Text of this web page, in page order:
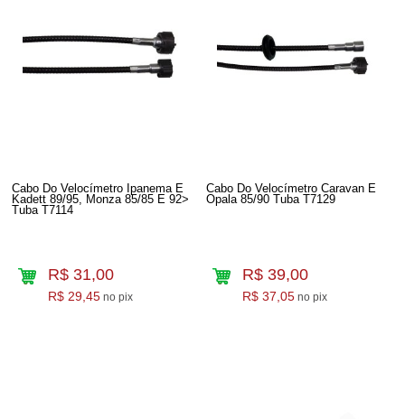
Cabo Do Velocímetro Ipanema E
Kadett 89/95, Monza 85/85 E 92>
Tuba T7114
R$ 31,00
R$ 29,45 no pix
Cabo Do Velocímetro Caravan E
Opala 85/90 Tuba T7129
R$ 39,00
R$ 37,05 no pix